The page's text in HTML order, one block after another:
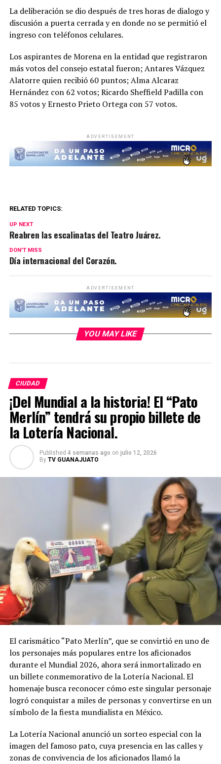
La deliberación se dio después de tres horas de dialogo y
discusión a puerta cerrada y en donde no se permitió el
ingreso con teléfonos celulares.
Los aspirantes de Morena en la entidad que registraron
más votos del consejo estatal fueron; Antares Vázquez
Alatorre quien recibió 60 puntos; Alma Alcaraz
Hernández con 62 votos; Ricardo Sheffield Padilla con
85 votos y Ernesto Prieto Ortega con 57 votos.
ADVERTISEMENT
RELATED TOPICS:
UP NEXT
Reabren las escalinatas del Teatro Juárez.
DON'T MISS
Día internacional del Corazón.
ADVERTISEMENT
YOU MAY LIKE
CIUDAD
¡Del Mundial a la historia! El “Pato
Merlín” tendrá su propio billete de
la Lotería Nacional.
Published 4 semanas ago on julio 12, 2026
By TV GUANAJUATO
El carismático “Pato Merlín”, que se convirtió en uno de
los personajes más populares entre los aficionados
durante el Mundial 2026, ahora será inmortalizado en
un billete conmemorativo de la Lotería Nacional. El
homenaje busca reconocer cómo este singular personaje
logró conquistar a miles de personas y convertirse en un
símbolo de la fiesta mundialista en México.
La Lotería Nacional anunció un sorteo especial con la
imagen del famoso pato, cuya presencia en las calles y
zonas de convivencia de los aficionados llamó la